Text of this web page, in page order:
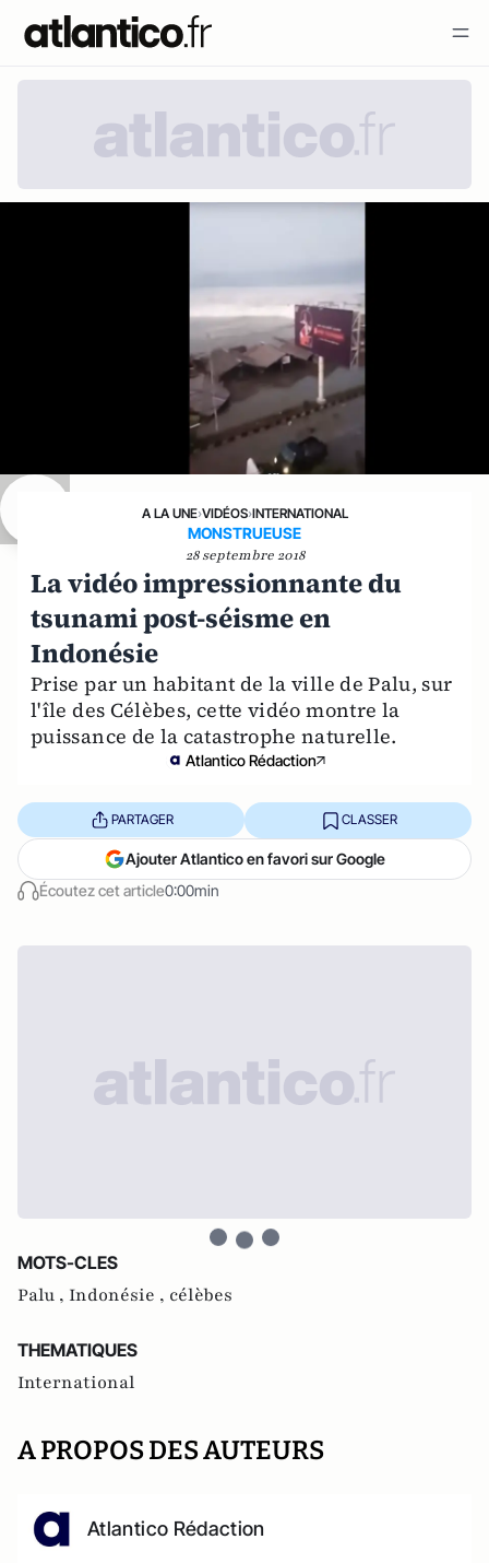
A LA UNE›VIDÉOS›INTERNATIONAL
MONSTRUEUSE
28 septembre 2018
La vidéo impressionnante du
tsunami post-séisme en
Indonésie
Prise par un habitant de la ville de Palu, sur
l'île des Célèbes, cette vidéo montre la
puissance de la catastrophe naturelle.
Atlantico Rédaction
Écoutez cet article0:00min
PARTAGER CLASSER
Ajouter Atlantico en favori sur Google
MOTS-CLES
Palu , Indonésie , célèbes
THEMATIQUES
International
A PROPOS DES AUTEURS
Atlantico Rédaction